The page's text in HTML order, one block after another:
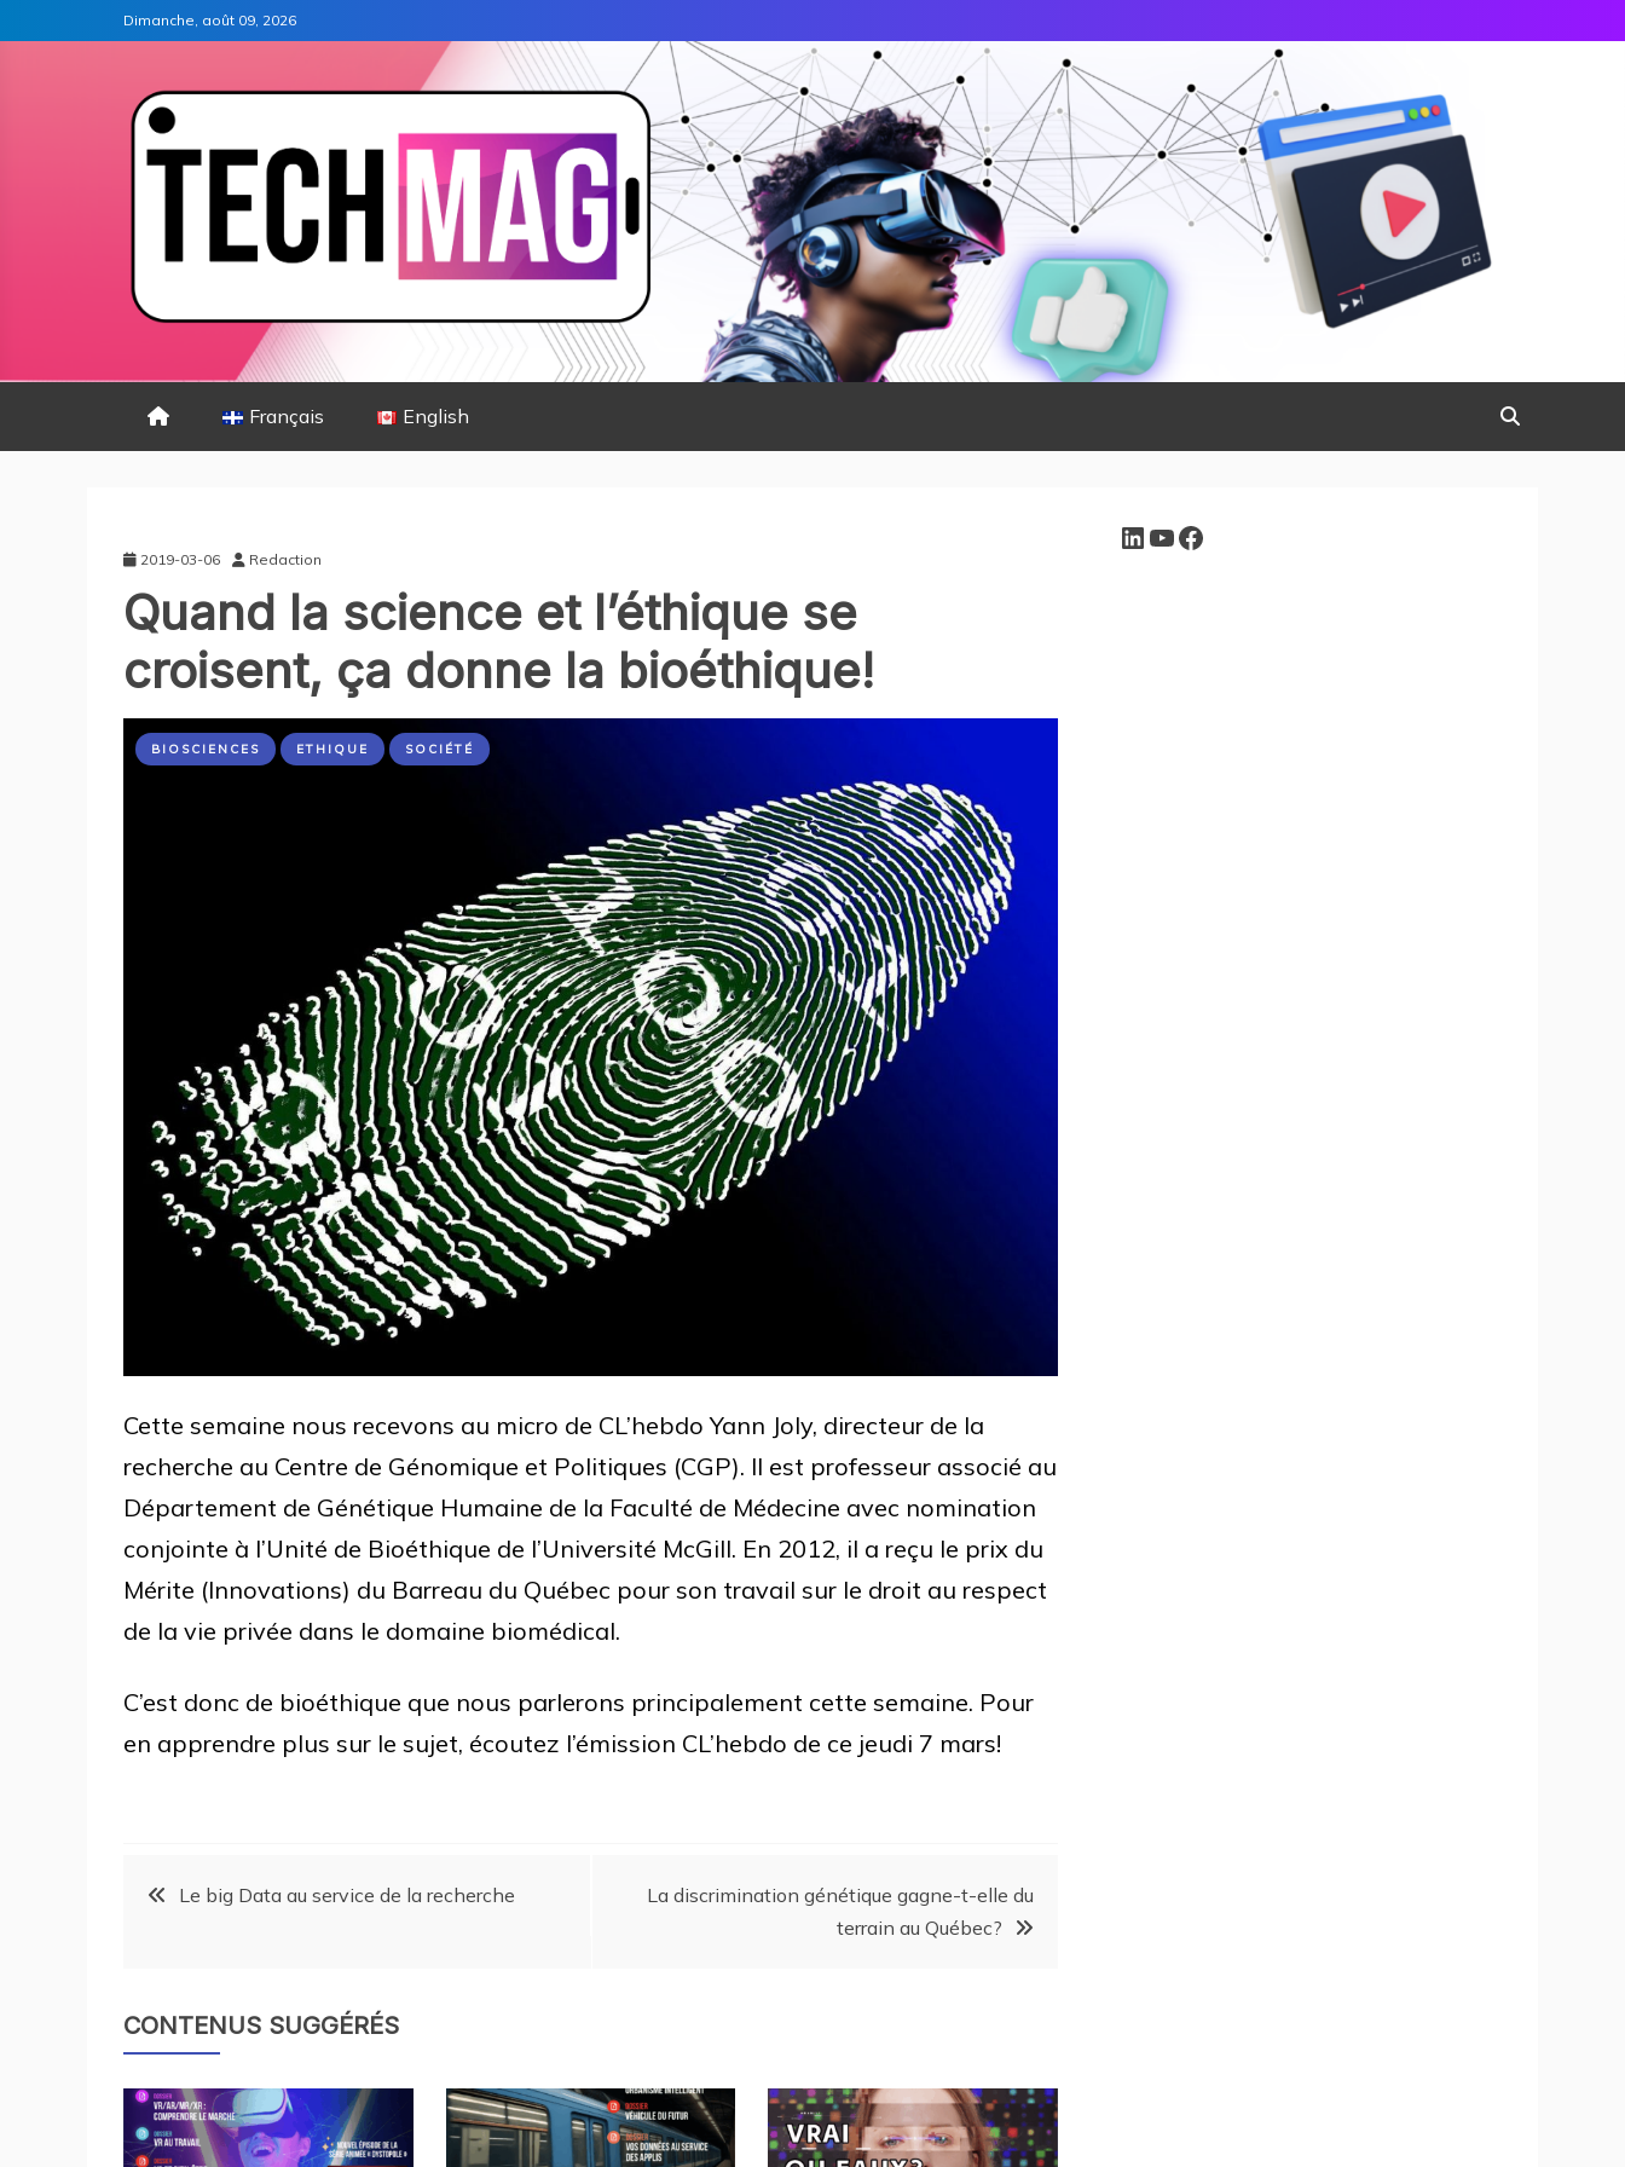
Dimanche, août 09, 2026
Français English
2019-03-06 Redaction
Quand la science et l’éthique se
croisent, ça donne la bioéthique!
BIOSCIENCES ETHIQUE SOCIÉTÉ
Cette semaine nous recevons au micro de CL’hebdo Yann Joly, directeur de la
recherche au Centre de Génomique et Politiques (CGP). Il est professeur associé au
Département de Génétique Humaine de la Faculté de Médecine avec nomination
conjointe à l’Unité de Bioéthique de l’Université McGill. En 2012, il a reçu le prix du
Mérite (Innovations) du Barreau du Québec pour son travail sur le droit au respect
de la vie privée dans le domaine biomédical.
C’est donc de bioéthique que nous parlerons principalement cette semaine. Pour
en apprendre plus sur le sujet, écoutez l’émission CL’hebdo de ce jeudi 7 mars!
Le big Data au service de la recherche
La discrimination génétique gagne-t-elle du
terrain au Québec?
CONTENUS SUGGÉRÉS